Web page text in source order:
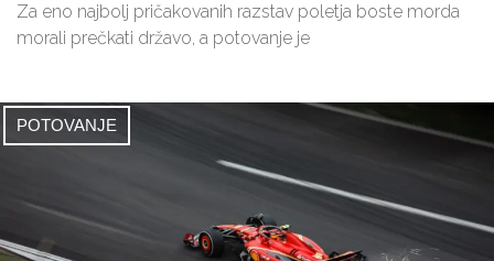
Za eno najbolj pričakovanih razstav poletja boste morda
morali prečkati državo, a potovanje je
POTOVANJE